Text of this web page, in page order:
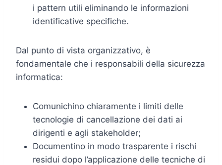
i pattern utili eliminando le informazioni
identificative specifiche.
Dal punto di vista organizzativo, è
fondamentale che i responsabili della sicurezza
informatica:
Comunichino chiaramente i limiti delle
tecnologie di cancellazione dei dati ai
dirigenti e agli stakeholder;
Documentino in modo trasparente i rischi
residui dopo l’applicazione delle tecniche di